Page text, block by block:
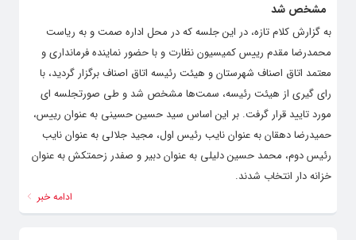
مشخص شد
به گزارش کلام تازه، در این جلسه که در محل اداره صمت و به ریاست
محمدرضا مقدم رییس کمیسیون نظارت و با حضور نماینده فرمانداری و
معتمد اتاق اصناف شهرستان و هیئت رئیسه اتاق اصناف برگزار گردید، با
رای گیری از هیئت رئیسه، سمت‌ها مشخص شد و طی صورتجلسه ای
مورد تایید قرار گرفت. بر این اساس سید حسین حسینی به عنوان رییس،
حمیدرضا دهقان به عنوان نایب رئیس اول، مجید جلالی به عنوان نایب
رئیس دوم، محمد حسین دلیلی به عنوان دبیر و صفدر زحمتکش به عنوان
خزانه دار انتخاب شدند.
ادامه خبر